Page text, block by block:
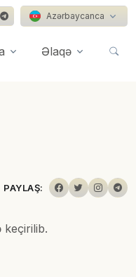
Azərbaycanca
Əlaqə
PAYLAŞ:
keçirilib.